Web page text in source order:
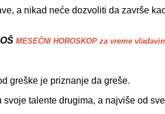
a nikad neće dozvoliti da završe
MESEČNI HOROSKOP za vreme
greške je priznanje da greše.
talente drugima, a najviše od